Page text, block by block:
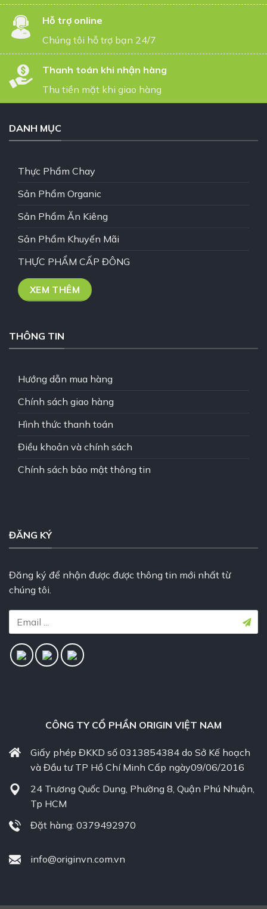
Hỗ trợ online
Chúng tôi hỗ trợ bạn 24/7
Thanh toán khi nhận hàng
Thu tiền mặt khi giao hàng
DANH MỤC
Thực Phẩm Chay
Sản Phẩm Organic
Sản Phẩm Ăn Kiêng
Sản Phẩm Khuyến Mãi
THỰC PHẨM CẤP ĐÔNG
XEM THÊM
THÔNG TIN
Hướng dẫn mua hàng
Chính sách giao hàng
Hình thức thanh toán
Điều khoản và chính sách
Chính sách bảo mật thông tin
ĐĂNG KÝ
Đăng ký để nhận được được thông tin mới nhất từ
chúng tôi.
CÔNG TY CỔ PHẦN ORIGIN VIỆT NAM
Giấy phép ĐKKD số 0313854384 do Sở Kế hoạch
và Đầu tư TP Hồ Chí Minh Cấp ngày09/06/2016
24 Trương Quốc Dung, Phường 8, Quận Phú Nhuận,
Tp HCM
Đặt hàng: 0379492970
info@originvn.com.vn